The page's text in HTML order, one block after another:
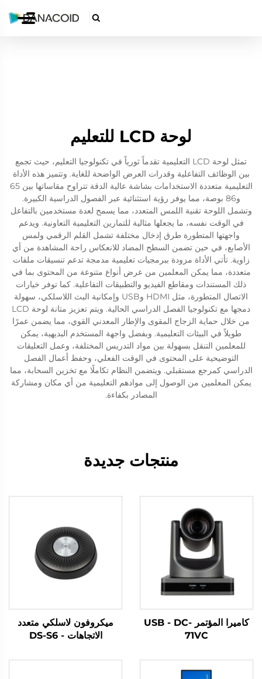

لوحة LCD للتعليم
تمثل لوحة LCD التعليمية تقدماً ثورياً في تكنولوجيا التعليم، حيث تجمع
بين الوظائف التفاعلية وقدرات العرض الواضحة للغاية. وتتميز هذه الأداة
التعليمية متعددة الاستخدامات بشاشة عالية الدقة تتراوح مقاساتها بين 65
و86 بوصة، مما يوفر رؤية استثنائية عبر الفصول الدراسية الكبيرة.
وتشمل اللوحة تقنية اللمس المتعدد، مما يسمح لعدة مستخدمين بالتفاعل
في الوقت نفسه، ما يجعلها مثالية للتمارين التعليمية التعاونية. ويدعم
واجهتها المتطورة طرق إدخال مختلفة تشمل القلم الرقمي ولمس
الأصابع، في حين تضمن السطح المضاد للانعكاس راحة المشاهدة من أي
زاوية. تأتي الأداة مزودة ببرمجيات تعليمية مدمجة تدعم تنسيقات ملفات
متعددة، مما يمكن المعلمين من عرض أنواع متنوعة من المحتوى بما في
ذلك المستندات ومقاطع الفيديو والتطبيقات التفاعلية. كما توفر خيارات
الاتصال المتطورة، مثل HDMI وUSB وإمكانية البث اللاسلكي، سهولة
دمجها مع تكنولوجيا الفصل الدراسي الحالية. ويتم تعزيز متانة لوحة LCD
من خلال حماية الزجاج المقوى والإطار المعدني القوي، مما يضمن عمرًا
طويلاً في البيئات التعليمية. وبفضل واجهة المستخدم البديهية، يمكن
للمعلمين التنقل بسهولة بين مواد التدريس المختلفة، وعمل التعليقات
التوضيحية على المحتوى في الوقت الفعلي، وحفظ أعمال الفصل
الدراسي كمرجع مستقبلي. ويتضمن النظام تكاملًا مع تخزين السحابة، مما
يمكن المعلمين من الوصول إلى موادهم التعليمية من أي مكان ومشاركة
المصادر بكفاءة.
منتجات جديدة
كاميرا المؤتمر USB - DC-
71VC
ميكروفون لاسلكي متعدد
الاتجاهات - DS-S6